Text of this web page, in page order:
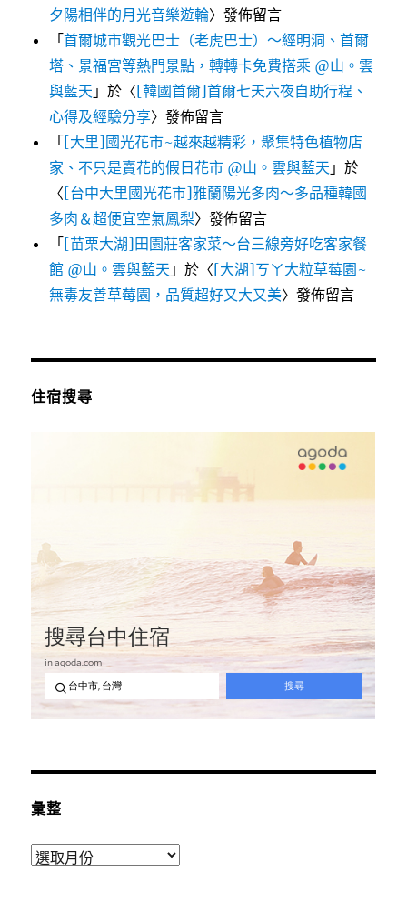
夕陽相伴的月光音樂遊輪〉發佈留言
「首爾城市觀光巴士（老虎巴士）～經明洞、首爾
塔、景福宮等熱門景點，轉轉卡免費搭乘 @山。雲
與藍天 」於〈[韓國首爾]首爾七天六夜自助行程、
心得及經驗分享〉發佈留言
「[大里]國光花市~越來越精彩，聚集特色植物店
家、不只是賣花的假日花市 @山。雲與藍天 」於
〈[台中大里國光花市]雅蘭陽光多肉～多品種韓國
多肉＆超便宜空氣鳳梨〉發佈留言
「[苗栗大湖]田園莊客家菜～台三線旁好吃客家餐
館 @山。雲與藍天 」於〈[大湖]ㄎㄚ大粒草莓園~
無毒友善草莓園，品質超好又大又美〉發佈留言
住宿搜尋
彙整
彙